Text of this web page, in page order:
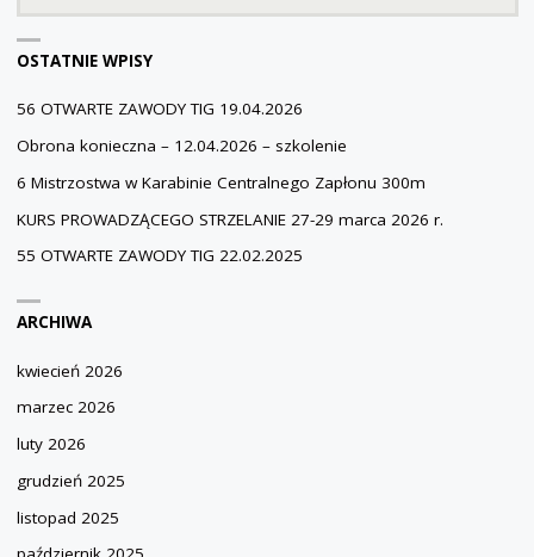
OSTATNIE WPISY
56 OTWARTE ZAWODY TIG 19.04.2026
Obrona konieczna – 12.04.2026 – szkolenie
6 Mistrzostwa w Karabinie Centralnego Zapłonu 300m
KURS PROWADZĄCEGO STRZELANIE 27-29 marca 2026 r.
55 OTWARTE ZAWODY TIG 22.02.2025
ARCHIWA
kwiecień 2026
marzec 2026
luty 2026
grudzień 2025
listopad 2025